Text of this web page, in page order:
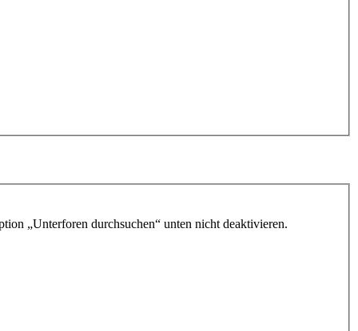
„Unterforen durchsuchen“ unten nicht deaktivieren.